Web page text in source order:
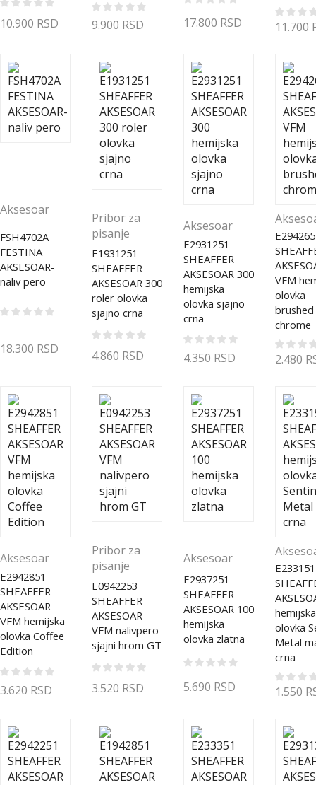
10.900 RSD 9.900 RSD 17.800 RSD 11.700
Aksesoar
FSH4702A
FESTINA
AKSESOAR-
naliv pero
18.300 RSD
Pribor za
pisanje
E1931251
SHEAFFER
AKSESOAR 300
roler olovka
sjajno crna
4.860 RSD
Aksesoar
E2931251
SHEAFFER
AKSESOAR 300
hemijska
olovka sjajno
crna
4.350 RSD
VFM
olovka
brushed
chrome
2.480
Aksesoar
E2942851
SHEAFFER
AKSESOAR
VFM hemijska
olovka Coffee
Edition
3.620 RSD
Pribor za
pisanje
E0942253
SHEAFFER
AKSESOAR
VFM nalivpero
sjajni hrom GT
3.520 RSD
Aksesoar
E2937251
SHEAFFER
AKSESOAR 100
hemijska
olovka zlatna
5.690 RSD
E233151
hemijska
olovka
Metal
crna
1.550